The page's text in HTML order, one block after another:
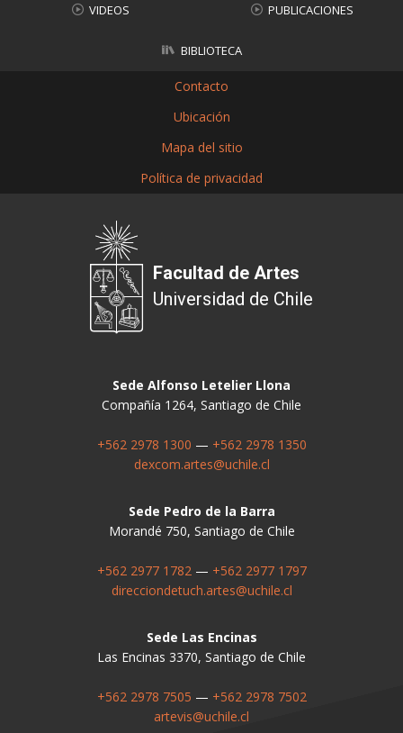
VIDEOS PUBLICACIONES
BIBLIOTECA
Contacto
Ubicación
Mapa del sitio
Política de privacidad
Facultad de Artes
Universidad de Chile
Sede Alfonso Letelier Llona
Compañía 1264, Santiago de Chile
+562 2978 1300 — +562 2978 1350
dexcom.artes@uchile.cl
Sede Pedro de la Barra
Morandé 750, Santiago de Chile
+562 2977 1782— +562 2977 1797
direcciondetuch.artes@uchile.cl
Sede Las Encinas
Las Encinas 3370, Santiago de Chile
+562 2978 7505 — +562 2978 7502
artevis@uchile.cl